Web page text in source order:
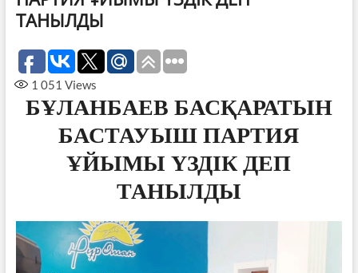
ТАНЫЛДЫ
1 051 Views
БҰЛАНБАЕВ БАСҚАРАТЫН
БАСТАУЫШ ПАРТИЯ
ҰЙЫМЫ ҮЗДІК ДЕП
ТАНЫЛДЫ